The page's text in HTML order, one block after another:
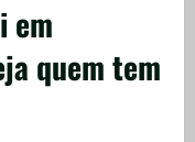
em
quem tem